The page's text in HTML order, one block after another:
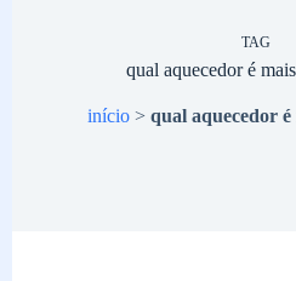
TAG
qual aquecedor é
início> qual aquecedor é